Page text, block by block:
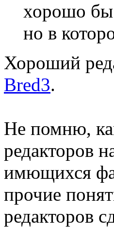
хорошо бы
но в
Хороший
Bred3.
Не помню,
редакторов
имющихся
прочие
редакторов